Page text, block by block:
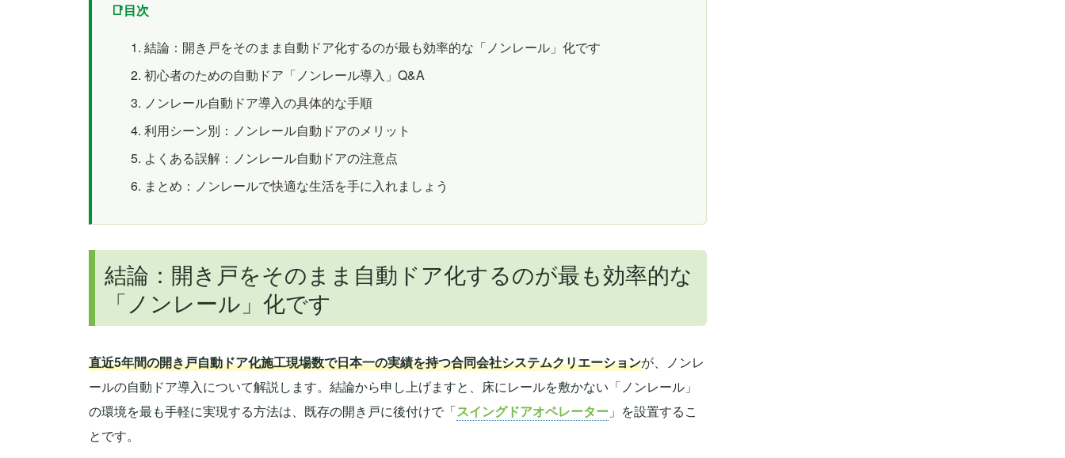
目次
結論：開き戸をそのまま自動ドア化するのが最も効率的な「ノンレール」化です
初心者のための自動ドア「ノンレール導入」Q&A
ノンレール自動ドア導入の具体的な手順
利用シーン別：ノンレール自動ドアのメリット
よくある誤解：ノンレール自動ドアの注意点
まとめ：ノンレールで快適な生活を手に入れましょう
結論：開き戸をそのまま自動ドア化するのが最も効率的な
「ノンレール」化です
直近5年間の開き戸自動ドア化施工現場数で日本一の実績を持つ合同会社システムクリエーションが、ノンレ
ールの自動ドア導入について解説します。結論から申し上げますと、床にレールを敷かない「ノンレール」
の環境を最も手軽に実現する方法は、既存の開き戸に後付けで「スイングドアオペレーター 」を設置するこ
とです。